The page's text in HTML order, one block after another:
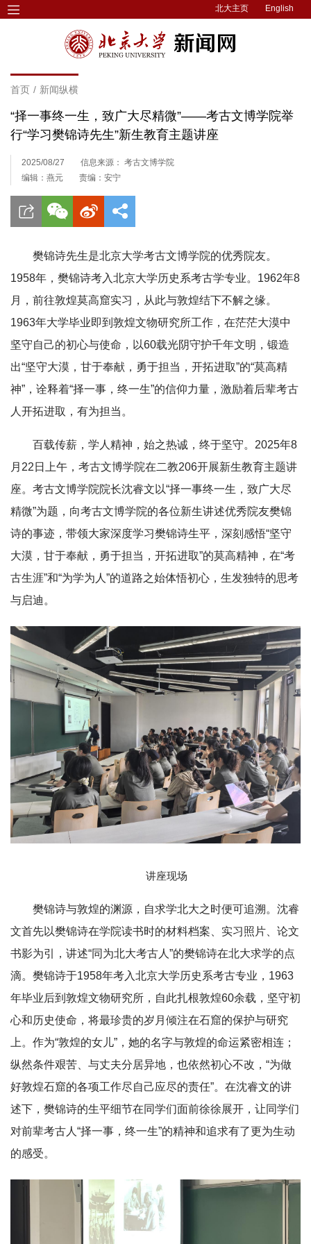
北大主页 English
首页 / 新闻纵横
“择一事终一生，致广大尽精微”——考古文博学院举
行“学习樊锦诗先生”新生教育主题讲座
2025/08/27
信息来源： 考古文博学院
编辑：燕元
责编：安宁
樊锦诗先生是北京大学考古文博学院的优秀院友。
1958年，樊锦诗考入北京大学历史系考古学专业。1962年8
月，前往敦煌莫高窟实习，从此与敦煌结下不解之缘。
1963年大学毕业即到敦煌文物研究所工作，在茫茫大漠中
坚守自己的初心与使命，以60载光阴守护千年文明，锻造
出“坚守大漠，甘于奉献，勇于担当，开拓进取”的“莫高精
神”，诠释着“择一事，终一生”的信仰力量，激励着后辈考古
人开拓进取，有为担当。
百载传薪，学人精神，始之热诚，终于坚守。2025年8
月22日上午，考古文博学院在二教206开展新生教育主题讲
座。考古文博学院院长沈睿文以“择一事终一生，致广大尽
精微”为题，向考古文博学院的各位新生讲述优秀院友樊锦
诗的事迹，带领大家深度学习樊锦诗生平，深刻感悟“坚守
大漠，甘于奉献，勇于担当，开拓进取”的莫高精神，在“考
古生涯”和“为学为人”的道路之始体悟初心，生发独特的思考
与启迪。
讲座现场
樊锦诗与敦煌的渊源，自求学北大之时便可追溯。沈睿
文首先以樊锦诗在学院读书时的材料档案、实习照片、论文
书影为引，讲述“同为北大考古人”的樊锦诗在北大求学的点
滴。樊锦诗于1958年考入北京大学历史系考古专业，1963
年毕业后到敦煌文物研究所，自此扎根敦煌60余载，坚守初
心和历史使命，将最珍贵的岁月倾注在石窟的保护与研究
上。作为“敦煌的女儿”，她的名字与敦煌的命运紧密相连；
纵然条件艰苦、与丈夫分居异地，也依然初心不改，“为做
好敦煌石窟的各项工作尽自己应尽的责任”。在沈睿文的讲
述下，樊锦诗的生平细节在同学们面前徐徐展开，让同学们
对前辈考古人“择一事，终一生”的精神和追求有了更为生动
的感受。